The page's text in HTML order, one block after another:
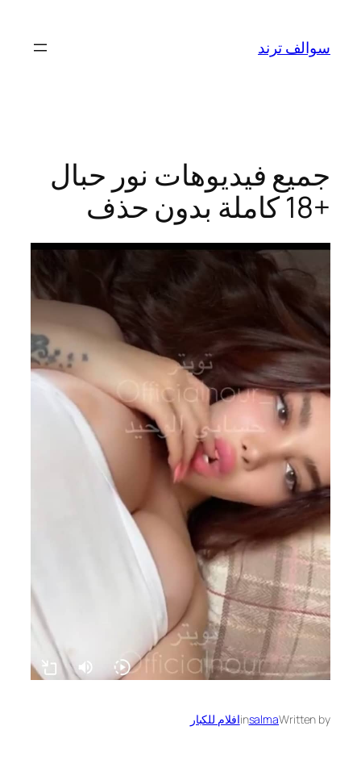
المحتوى
سوالف ترند
جميع فيديوهات نور حبال
+18 كاملة بدون حذف
Written by
salma
inافلام للكبار